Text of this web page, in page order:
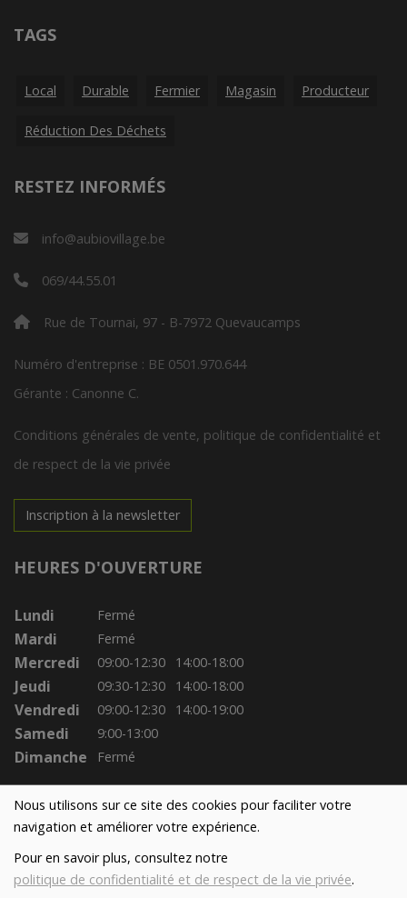
Nous utilisons sur ce site des cookies pour faciliter votre
navigation et améliorer votre expérience.
Pour en savoir plus, consultez notre
politique de confidentialité et de respect de la vie privée.
TAGS
Local Durable Fermier Magasin Producteur
Réduction Des Déchets
RESTEZ INFORMÉS
info@aubiovillage.be
069/44.55.01
Rue de Tournai, 97 - B-7972 Quevaucamps
Numéro d'entreprise : BE 0501.970.644
Gérante : Canonne C.
Conditions générales de vente, politique de confidentialité et
de respect de la vie privée
Inscription à la newsletter
HEURES D'OUVERTURE
Lundi Fermé
Mardi Fermé
Mercredi 09:00-12:30 14:00-18:00
Jeudi 09:30-12:30 14:00-18:00
Vendredi 09:00-12:30 14:00-19:00
Samedi 9:00-13:00
Dimanche Fermé